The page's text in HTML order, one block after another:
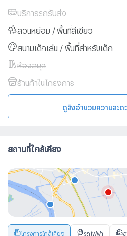
บริการรถรับส่ง
สวนหย่อม / พื้นที่สีเขียว
สนามเด็กเล่น / พื้นที่สำหรับเด็ก
ห้องสมุด
ร้านค้าในโครงการ
ดูสิ่งอำนวยความสะด
สถานที่ใกล้เคียง
โครงการใกล้เคียง รถไฟฟ้า